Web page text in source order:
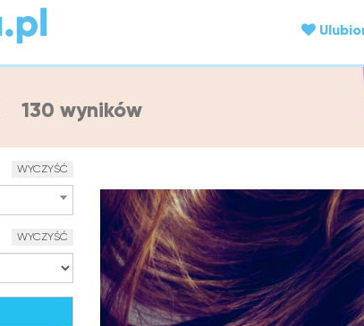
130 wyników
WYCZYŚĆ
WYCZYŚĆ